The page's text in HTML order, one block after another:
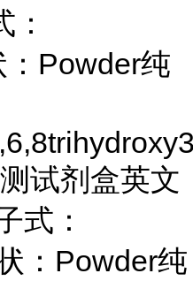
Powder纯
试剂盒英文
式：
：Powder纯